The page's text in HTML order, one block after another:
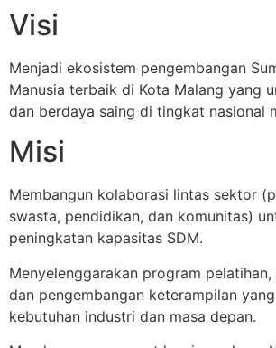
Visi
Menjadi ekosistem pengembangan
Manusia terbaik di Kota Malang yang
dan berdaya saing di tingkat nasional
Misi
Membangun kolaborasi lintas sektor
swasta, pendidikan, dan komunitas)
peningkatan kapasitas SDM.
Menyelenggarakan program pelatihan,
dan pengembangan keterampilan
kebutuhan industri dan masa depan.